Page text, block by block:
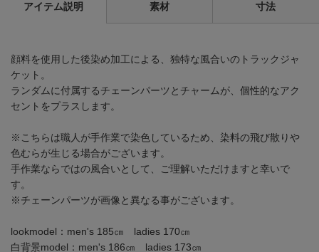
アイテム説明 素材 寸法
顔料を使用した後染め加工による、独特な風合いのトラックジャ
ケット。
ランダムに付属するチェーンパーツとチャームが、個性的なアク
セントをプラスします。
※こちらは職人が手作業で染色しているため、染料の飛び散りや
色むらが生じる場合がございます。
手作業ならではの風合いとして、ご理解いただけますと幸いで
す。
※チェーンパーツが画像と異なる事がございます。
lookmodel：men's 185㎝ ladies 170㎝
白背景model：men's 186㎝ ladies 173㎝